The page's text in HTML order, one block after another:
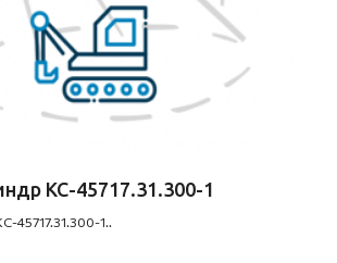
КС-45717.31.300-1
45717.31.300-1..